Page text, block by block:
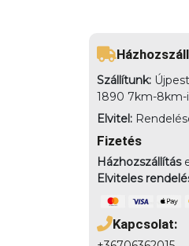
Szállítunk:
1890 7km-8km-
Elvitel:
Fizetés
Házhozszállítás
Elviteles
Kapcsolat: